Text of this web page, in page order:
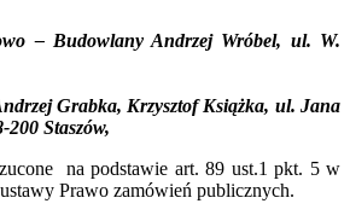
– Budowlany Andrzej Wróbel, ul. W.
Grabka, Krzysztof Książka, ul. Jana
200 Staszów,
na podstawie art. 89 ust.1 pkt. 5 w
Prawo zamówień publicznych.